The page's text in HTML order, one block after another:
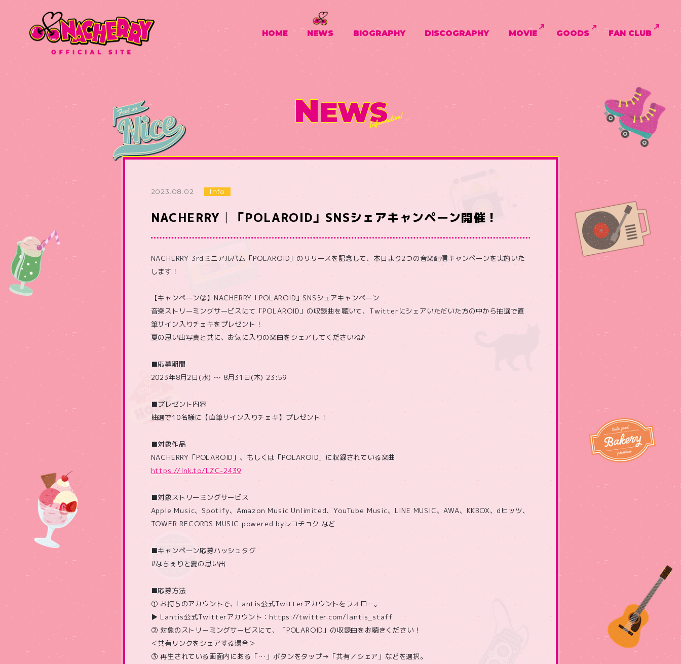
HOME NEWS BIOGRAPHY DISCOGRAPHY MOVIE GOODS FAN CLUB
NEWS
2023.08.02 Info
NACHERRY│「POLAROID」SNSシェアキャンペーン開催！
NACHERRY 3rdミニアルバム「POLAROID」のリリースを記念して、本日より2つの音楽配信キャンペーンを実施いた
します！
【キャンペーン②】NACHERRY「POLAROID」SNSシェアキャンペーン
音楽ストリーミングサービスにて「POLAROID」の収録曲を聴いて、Twitterにシェアいただいた方の中から抽選で直
筆サイン入りチェキをプレゼント！
夏の思い出写真と共に、お気に入りの楽曲をシェアしてくださいね♪
■応募期間
2023年8月2日(水) ～ 8月31日(木) 23:59
■プレゼント内容
抽選で10名様に【直筆サイン入りチェキ】プレゼント！
■対象作品
NACHERRY「POLAROID」、もしくは「POLAROID」に収録されている楽曲
https://lnk.to/LZC-2439
■対象ストリーミングサービス
Apple Music、Spotify、Amazon Music Unlimited、YouTube Music、LINE MUSIC、AWA、KKBOX、dヒッツ、
TOWER RECORDS MUSIC powered byレコチョク など
■キャンペーン応募ハッシュタグ
#なちぇりと夏の思い出
■応募方法
① お持ちのアカウントで、Lantis公式Twitterアカウントをフォロー。
▶ Lantis公式Twitterアカウント：https://twitter.com/lantis_staff
② 対象のストリーミングサービスにて、「POLAROID」の収録曲をお聴きください！
＜共有リンクをシェアする場合＞
③ 再生されている画面内にある「…」ボタンをタップ→「共有／シェア」などを選択。